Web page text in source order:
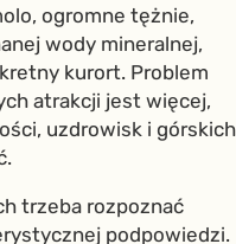
ogromne tężnie,
wody mineralnej,
kurort. Problem
atrakcji jest więcej,
uzdrowisk i górskich
trzeba rozpoznać
podpowiedzi.